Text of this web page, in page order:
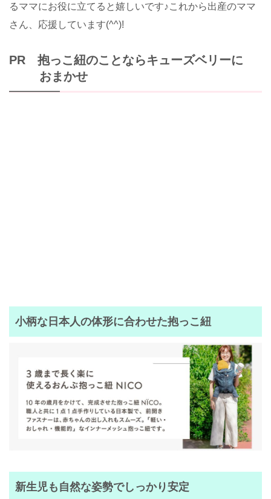
るママにお役に立てると嬉しいです♪これから出産のママ
さん、応援しています(^^)!
PR 抱っこ紐のことならキューズベリーに
おまかせ
小柄な日本人の体形に合わせた抱っこ紐
新生児も自然な姿勢でしっかり安定